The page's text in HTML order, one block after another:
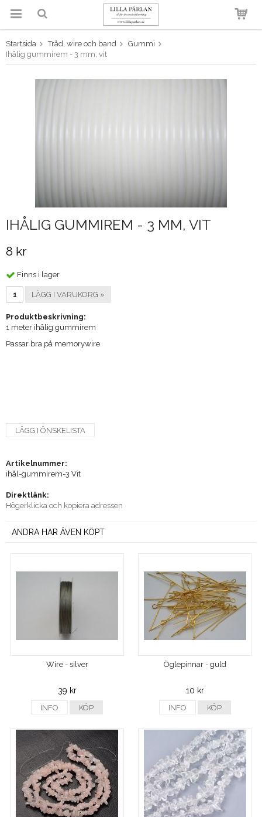
Produkten har blivit tillagd i
Startsida Tråd, wire och band
Gummi
Ihålig gummirem - 3 mm, vit
IHÅLIG GUMMIREM - 3 MM, VIT
8 kr
Finns i lager
LÄGG I VARUKORG »
Produktbeskrivning:
1 meter ihålig gummirem
Passar bra på memorywire
LÄGG I ÖNSKELISTA
Artikelnummer:
ihål-gummirem-3 Vit
Direktlänk:
Högerklicka och kopiera adressen
ANDRA HAR ÄVEN KÖPT
Wire - silver
39 kr
INFO KÖP
Öglepinnar - guld
10 kr
INFO KÖP